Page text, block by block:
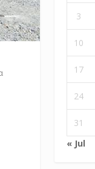
3
10
17
24
31
« Jul